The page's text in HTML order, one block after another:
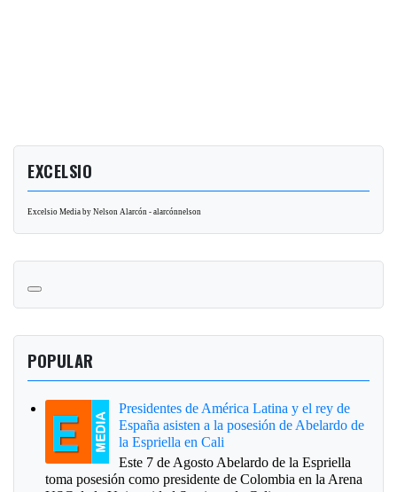
EXCELSIO
Excelsio Media by Nelson Alarcón - alarcónnelson
POPULAR
Presidentes de América Latina y el rey de
España asisten a la posesión de Abelardo de
la Espriella en Cali
Este 7 de Agosto Abelardo de la Espriella
toma posesión como presidente de Colombia en la Arena